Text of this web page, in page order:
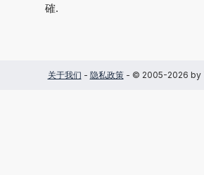
確.
关于我们 - 隐私政策- © 2005-2026 by